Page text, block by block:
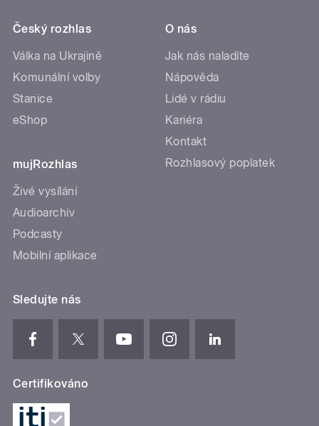
Český rozhlas
Válka na Ukrajině
Komunální volby
Stanice
eShop
mujRozhlas
Živé vysílání
Audioarchiv
Podcasty
Mobilní aplikace
O nás
Jak nás naladíte
Nápověda
Lidé v rádiu
Kariéra
Kontakt
Rozhlasový poplatek
Sledujte nás
Certifikováno